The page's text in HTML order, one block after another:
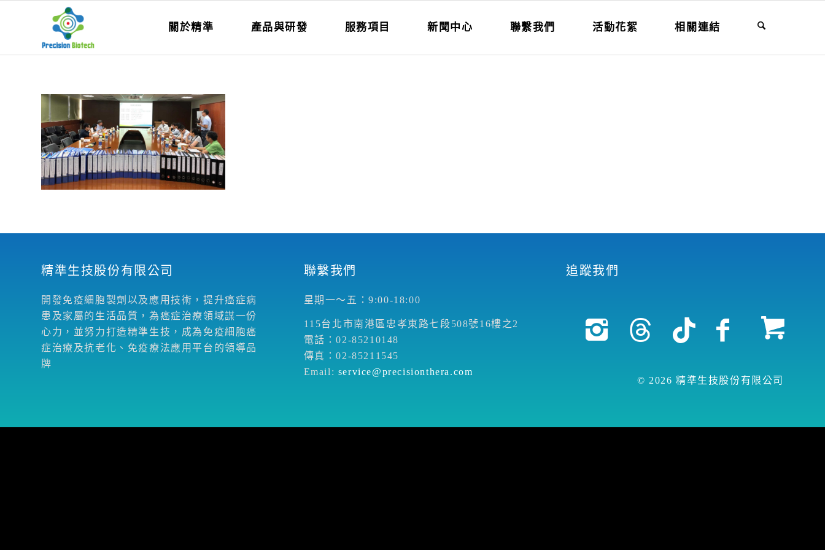
關於精準 產品與研發 服務項目 新聞中心 聯繫我們 活動花絮 相關連結
精準生技股份有限公司
開發免疫細胞製劑以及應用技術，提升癌症病
患及家屬的生活品質，為癌症治療領域謀一份
心力，並努力打造精準生技，成為免疫細胞癌
症治療及抗老化、免疫療法應用平台的領導品
牌
聯繫我們
星期一～五：9:00-18:00
115台北市南港區忠孝東路七段508號16樓之2
電話：02-85210148
傳真：02-85211545
Email: service@precisionthera.com
追蹤我們
© 2026 精準生技股份有限公司